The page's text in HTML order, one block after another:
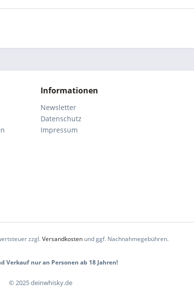
Informationen
Newsletter
Datenschutz
Impressum
zzgl.Versandkosten und ggf. Nachnahmegebühren.
Verkauf nur an Personen ab 18 Jahren!
© 2025 deinwhisky.de